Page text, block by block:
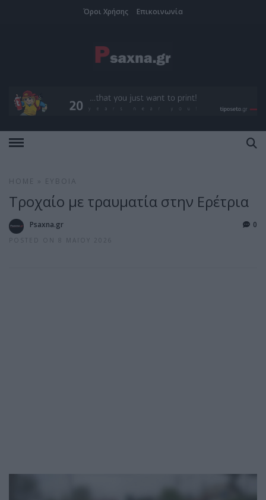
Όροι Χρήσης Επικοινωνία
HOME ΕΎΒΟΙΑ
Τροχαίο με τραυματία στην Ερέτρια
Psaxna.gr
POSTED ON 8 ΜΑΪ́ΟΥ 2026
0